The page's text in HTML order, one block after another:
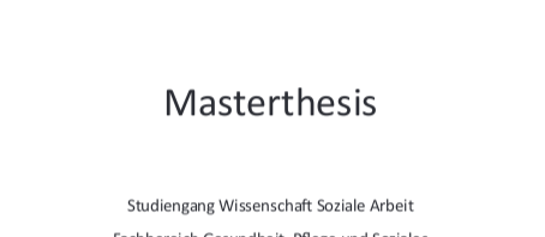
Masterthesis
Studiengang WissenschaŌ Soziale Arbeit